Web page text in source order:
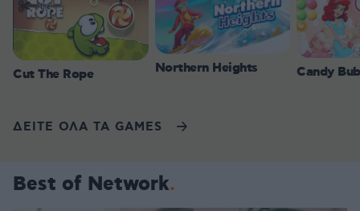
Cut The Rope Northern Heights Candy
ΔΕΙΤΕ ΟΛΑ ΤΑ GAMES
Best of Network